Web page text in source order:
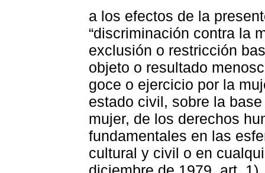
a los efectos de la
“discriminación contra la
exclusión o restricción
objeto o resultado
goce o ejercicio por la
estado civil, sobre la
mujer, de los derechos
fundamentales en las
cultural y civil o en